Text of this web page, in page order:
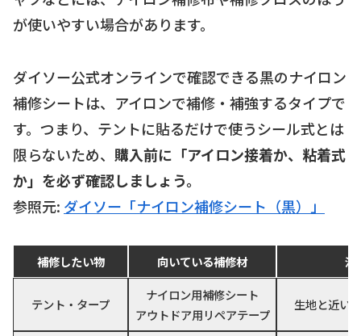
が使いやすい場合があります。
ダイソー公式オンラインで確認できる黒のナイロン
補修シートは、アイロンで補修・補強するタイプで
す。つまり、テントに貼るだけで使うシール式とは
限らないため、 購入前に「アイロン接着か、粘着式
か」を必ず確認しましょう。
参照元: ダイソー「ナイロン補修シート（黒）」
補修したい物 向いている補修材 注
テント・タープ
ナイロン用補修シート
アウトドア用リペアテープ
生地と近い